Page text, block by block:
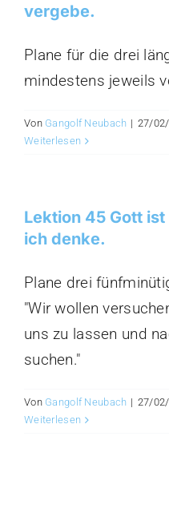
vergebe.
Plane für die drei
mindestens jeweils
Von Gangolf Neubach | 27/
Weiterlesen
Lektion 45 Gott
ich denke.
Plane drei
"Wir wollen
uns zu lassen und
suchen."
Von Gangolf Neubach | 27/
Weiterlesen